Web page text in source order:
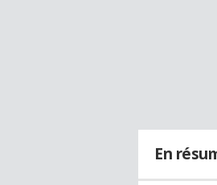
En